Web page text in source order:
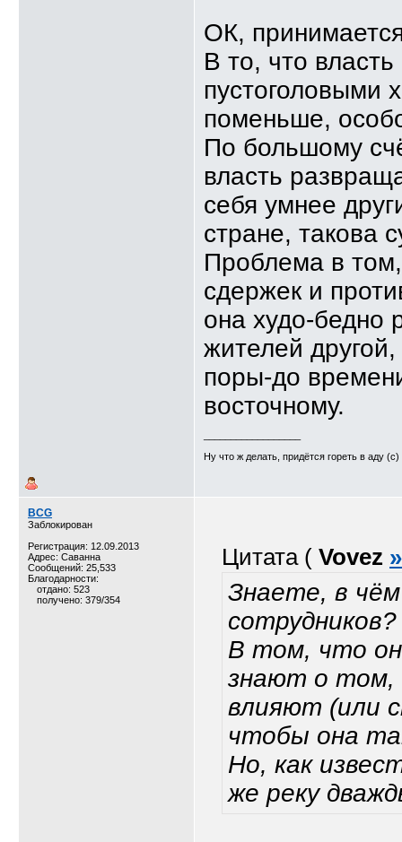
ОК,
В то, что
пустоголовыми
поменьше,
По большому
власть
себя умнее
стране, такова
Проблема в
сдержек и
она худо-бедно
жителей
поры-до
восточному.
Ну что ж делать, придётся гореть в аду (с)
BCG
Заблокирован
Регистрация: 12.09.2013
Адрес: Саванна
Сообщений: 25,533
Благодарности:
отдано: 523
получено: 379/354
Цитата ( Vovez »
Знаете, в
сотрудников?
В том, что
знают о том,
влияют (или
чтобы она
Но, как
же реку